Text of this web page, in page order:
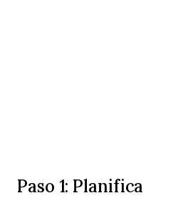
Paso 1: Planifica